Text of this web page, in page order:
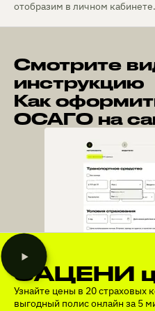
отобразим в личном кабинете.
Смотрите
инструкцию
Как
ОСАГО на
ЗАЦЕНИ
Узнайте цены в 20 страховых
выгодный полис онлайн за 5